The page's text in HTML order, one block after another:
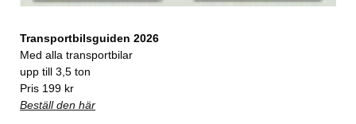
Transportbilsguiden 2026
Med alla transportbilar
upp till 3,5 ton
Pris 199 kr
Beställ den här